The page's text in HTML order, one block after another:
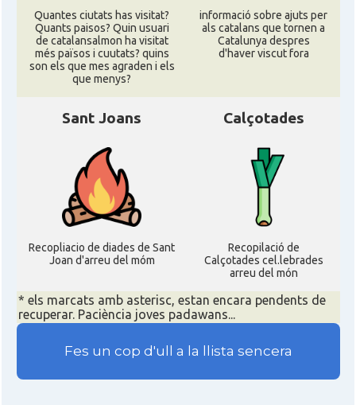
Quantes ciutats has visitat?
Quants paisos? Quin usuari
de catalansalmon ha visitat
més països i cuutats? quins
son els que mes agraden i els
que menys?
informació sobre ajuts per
als catalans que tornen a
Catalunya despres
d'haver viscut fora
Sant Joans
Recopliacio de diades de Sant
Joan d'arreu del móm
Calçotades
Recopilació de
Calçotades cel.lebrades
arreu del món
* els marcats amb asterisc, estan encara pendents de
recuperar. Paciència joves padawans...
Fes un cop d'ull a la llista sencera